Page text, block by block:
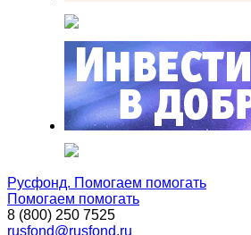
Русфонд. Помогаем помогать
Помогаем помогать
8 (800) 250 7525
rusfond@rusfond.ru